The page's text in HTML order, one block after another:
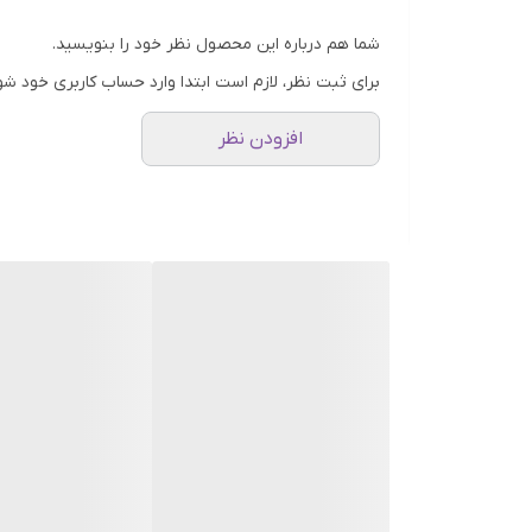
شما هم درباره این محصول نظر خود را بنویسید.
برای ثبت نظر، لازم است ابتدا وارد حساب کاربری خود
افزودن نظر